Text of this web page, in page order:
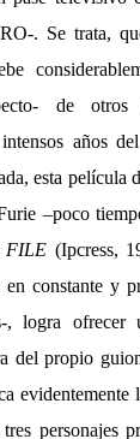
. Se trata,
de otros
años
esta película
–poco
FILE (Ipcress,
constante y
, logra ofrecer
del propio
evidentemente
personajes